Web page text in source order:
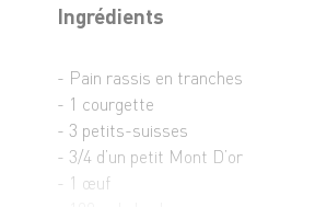
Ingrédients
- Pain rassis en tranches
- 1 courgette
- 3 petits-suisses
- 3/4 d’un petit Mont D’or
- 1 œuf